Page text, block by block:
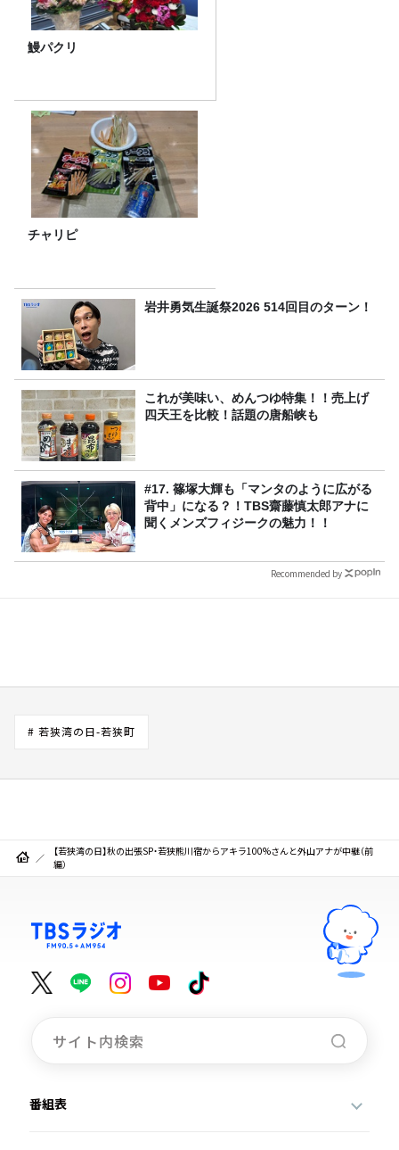
鰻パクリ
チャリピ
岩井勇気生誕祭2026 514回目のターン！
これが美味い、めんつゆ特集！！売上げ
四天王を比較！話題の唐船峡も
#17. 篠塚大輝も「マンタのように広がる
背中」になる？！TBS齋藤慎太郎アナに
聞くメンズフィジークの魅力！！
Recommended by
# 若狭湾の日-若狭町
【若狭湾の日】秋の出張SP・若狭熊川宿からアキラ100%さんと外山アナが中継（前
編）
番組表